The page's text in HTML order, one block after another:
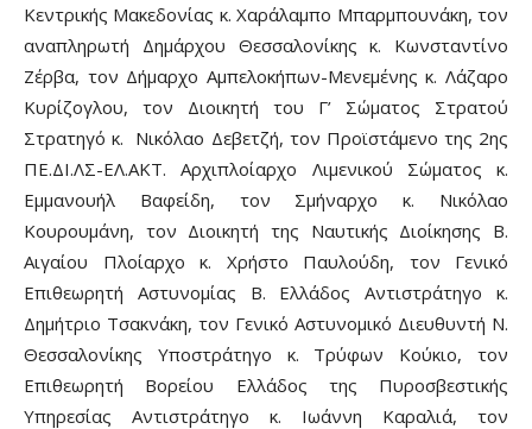
Κεντρικής Μακεδονίας κ. Χαράλαμπο Μπαρμπουνάκη, τον
αναπληρωτή Δημάρχου Θεσσαλονίκης κ. Κωνσταντίνο
Ζέρβα, τον Δήμαρχο Αμπελοκήπων-Μενεμένης κ. Λάζαρο
Κυρίζογλου, τον Διοικητή του Γ’ Σώματος Στρατού
Στρατηγό κ. Νικόλαο Δεβετζή, τον Προϊστάμενο της 2ης
ΠΕ.ΔΙ.ΛΣ-ΕΛ.ΑΚΤ. Αρχιπλοίαρχο Λιμενικού Σώματος κ.
Εμμανουήλ Βαφείδη, τον Σμήναρχο κ. Νικόλαο
Κουρουμάνη, τον Διοικητή της Ναυτικής Διοίκησης Β.
Αιγαίου Πλοίαρχο κ. Χρήστο Παυλούδη, τον Γενικό
Επιθεωρητή Αστυνομίας Β. Ελλάδος Αντιστράτηγο κ.
Δημήτριο Τσακνάκη, τον Γενικό Αστυνομικό Διευθυντή Ν.
Θεσσαλονίκης Υποστράτηγο κ. Τρύφων Κούκιο, τον
Επιθεωρητή Βορείου Ελλάδος της Πυροσβεστικής
Υπηρεσίας Αντιστράτηγο κ. Ιωάννη Καραλιά, τον